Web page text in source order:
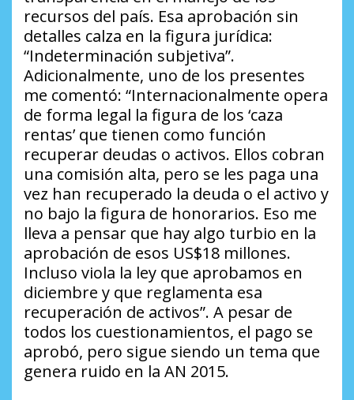
recursos del país. Esa aprobación sin
detalles calza en la figura jurídica:
“Indeterminación subjetiva”.
Adicionalmente, uno de los presentes
me comentó: “Internacionalmente opera
de forma legal la figura de los ‘caza
rentas’ que tienen como función
recuperar deudas o activos. Ellos cobran
una comisión alta, pero se les paga una
vez han recuperado la deuda o el activo y
no bajo la figura de honorarios. Eso me
lleva a pensar que hay algo turbio en la
aprobación de esos US$18 millones.
Incluso viola la ley que aprobamos en
diciembre y que reglamenta esa
recuperación de activos”. A pesar de
todos los cuestionamientos, el pago se
aprobó, pero sigue siendo un tema que
genera ruido en la AN 2015.